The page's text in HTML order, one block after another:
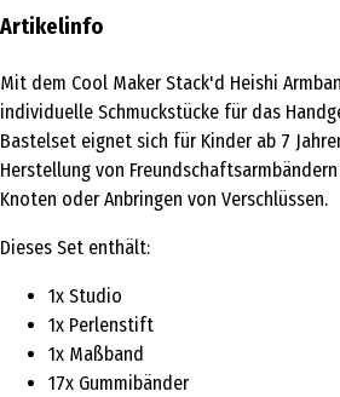
Artikelinfo
Mit dem Cool Maker Stack'd Heishi
individuelle Schmuckstücke für das
Bastelset eignet sich für Kinder ab 7
Herstellung von
Knoten oder Anbringen von Verschlüssen.
Dieses Set enthält:
1x Studio
1x Perlenstift
1x Maßband
17x Gummibänder